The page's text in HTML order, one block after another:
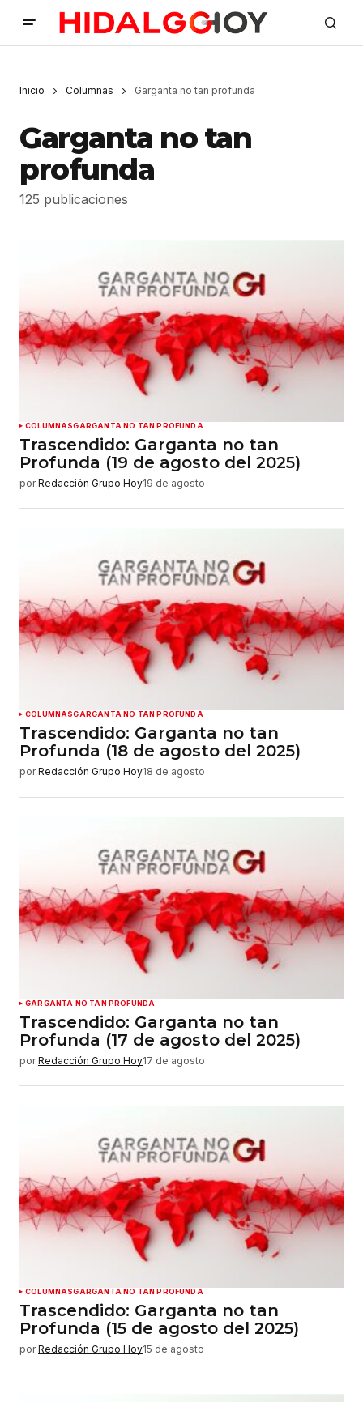
Inicio Columnas Garganta no tan profunda
Garganta no tan
profunda
125 publicaciones
COLUMNASGARGANTA NO TAN PROFUNDA
Trascendido: Garganta no tan
Profunda (19 de agosto del 2025)
por Redacción Grupo Hoy19 de agosto
COLUMNASGARGANTA NO TAN PROFUNDA
Trascendido: Garganta no tan
Profunda (18 de agosto del 2025)
por Redacción Grupo Hoy18 de agosto
GARGANTA NO TAN PROFUNDA
Trascendido: Garganta no tan
Profunda (17 de agosto del 2025)
por Redacción Grupo Hoy17 de agosto
COLUMNASGARGANTA NO TAN PROFUNDA
Trascendido: Garganta no tan
Profunda (15 de agosto del 2025)
por Redacción Grupo Hoy15 de agosto